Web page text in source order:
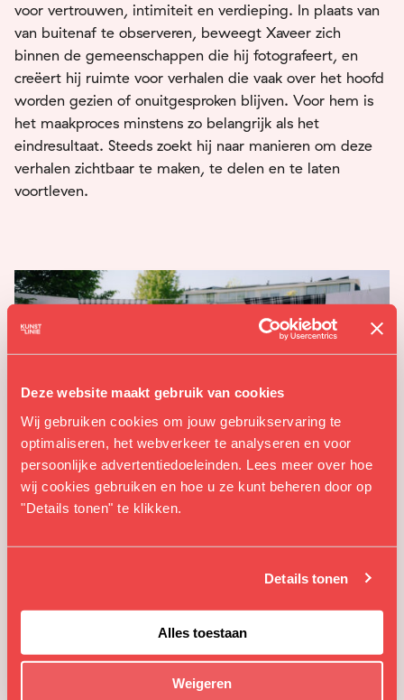
Deze website maakt gebruik van cookies
Wij gebruiken cookies om jouw gebruikservaring te
optimaliseren, het webverkeer te analyseren en voor
persoonlijke advertentiedoeleinden. Lees meer over hoe
wij cookies gebruiken en hoe u ze kunt beheren door op
"Details tonen" te klikken.
Details tonen
Alles toestaan
Weigeren
voor vertrouwen, intimiteit en verdieping. In plaats van
van buitenaf te observeren, beweegt Xaveer zich
binnen de gemeenschappen die hij fotografeert, en
creëert hij ruimte voor verhalen die vaak over het hoofd
worden gezien of onuitgesproken blijven. Voor hem is
het maakproces minstens zo belangrijk als het
eindresultaat. Steeds zoekt hij naar manieren om deze
verhalen zichtbaar te maken, te delen en te laten
voortleven.
jaarlijkse viering van de kracht, creativiteit en bijdragen
van de Zwarte gemeenschap in Nederland. Met dank